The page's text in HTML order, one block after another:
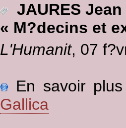
JAURES Jean
« M?decins et
L'Humanit, 07
En savoir
Gallica